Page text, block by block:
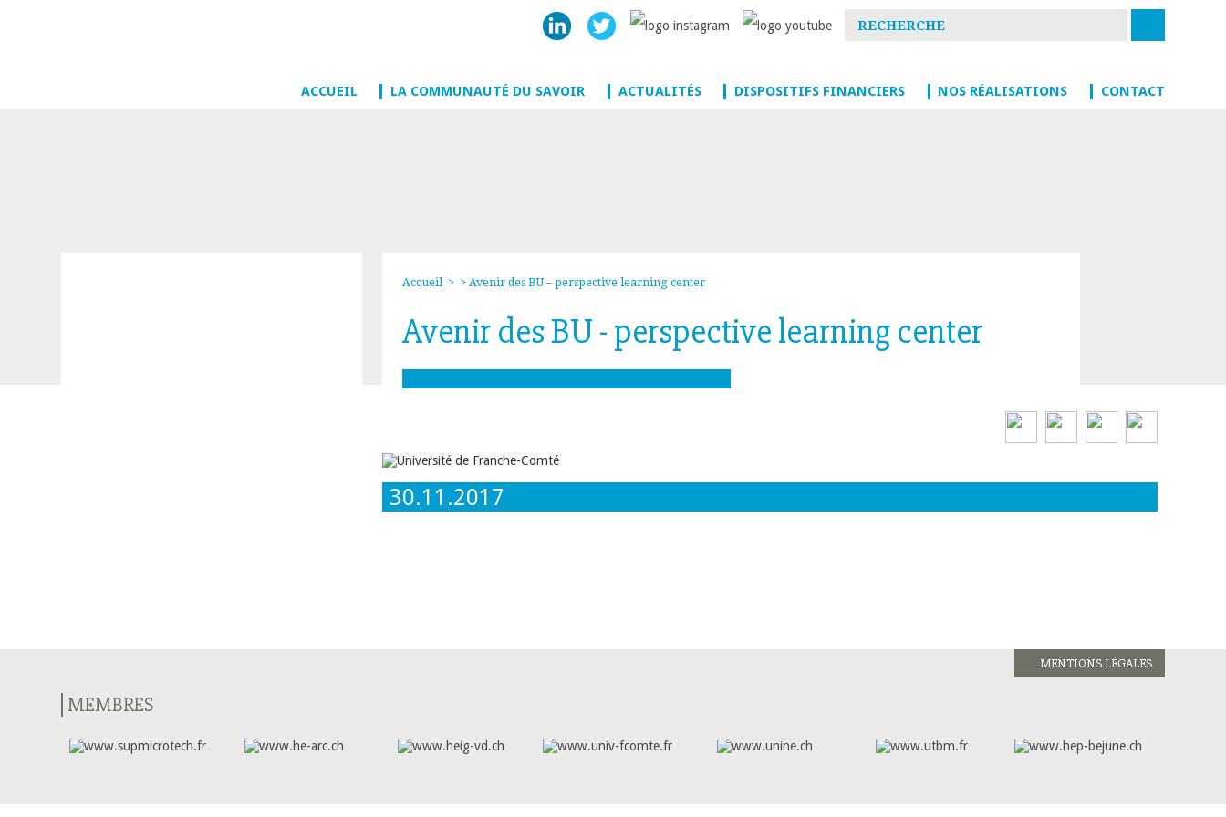
ACCUEIL LA COMMUNAUTÉ DU SAVOIR ACTUALITÉS DISPOSITIFS FINANCIERS NOS RÉALISATIONS CONTACT
Accueil>> Avenir des BU – perspective learning center
Avenir des BU - perspective learning center
30.11.2017
MENTIONS LÉGALES
MEMBRES